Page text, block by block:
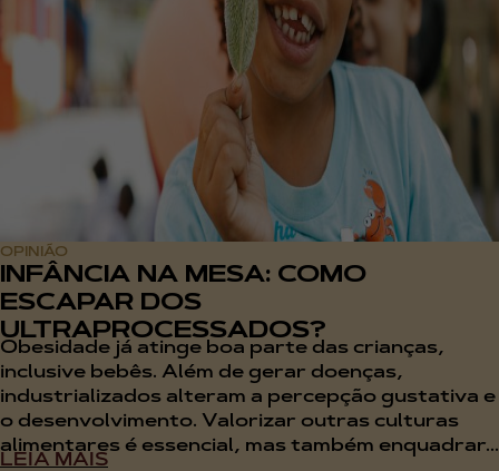
OPINIÃO
INFÂNCIA NA MESA: COMO
ESCAPAR DOS
ULTRAPROCESSADOS?
Obesidade já atinge boa parte das crianças,
inclusive bebês. Além de gerar doenças,
industrializados alteram a percepção gustativa e
o desenvolvimento. Valorizar outras culturas
alimentares é essencial, mas também enquadrar...
LEIA MAIS